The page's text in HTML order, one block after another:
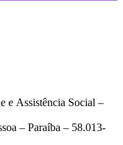
e Assistência Social –
– Paraíba – 58.013-